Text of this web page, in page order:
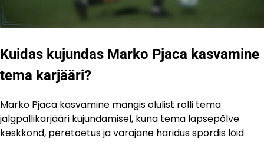
Kuidas kujundas Marko Pjaca kasvamine
tema karjääri?
Marko Pjaca kasvamine mängis olulist rolli tema
jalgpallikarjääri kujundamisel, kuna tema lapsepõlve
keskkond, peretoetus ja varajane haridus spordis lõid